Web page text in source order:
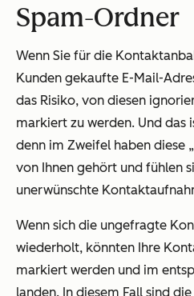
Spam-Ordner
Wenn Sie für die
Kunden gekaufte E-Mail-
das Risiko, von diesen
markiert zu werden. Und das
denn im Zweifel haben diese
von Ihnen gehört und fühlen
unerwünschte
Wenn sich die ungefragte
wiederholt, könnten Ihre
markiert werden und im
landen. In diesem Fall sind